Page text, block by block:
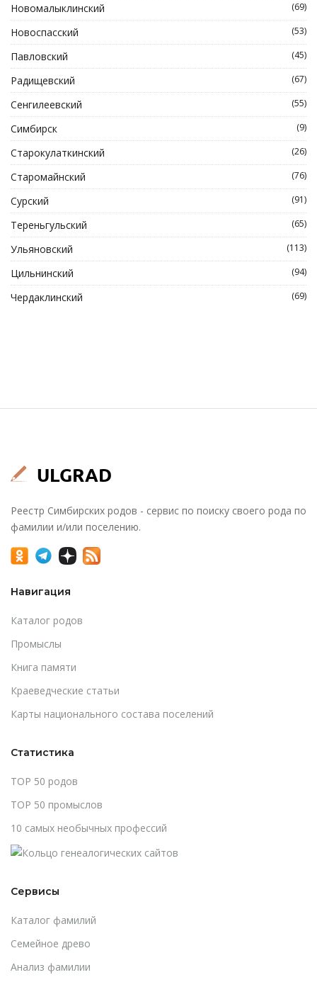
Новомалыклинский (69)
Новоспасский (53)
Павловский (45)
Радищевский (67)
Сенгилеевский (55)
Симбирск (9)
Старокулаткинский (26)
Старомайнский (76)
Сурский (91)
Тереньгульский (65)
Ульяновский (113)
Цильнинский (94)
Чердаклинский (69)
Реестр Симбирских родов - сервис по поиску своего рода по
фамилии и/или поселению.
Навигация
Каталог родов
Промыслы
Книга памяти
Краеведческие статьи
Карты национального состава поселений
Статистика
TOP 50 родов
TOP 50 промыслов
10 самых необычных профессий
Сервисы
Каталог фамилий
Cемейное древо
Анализ фамилии